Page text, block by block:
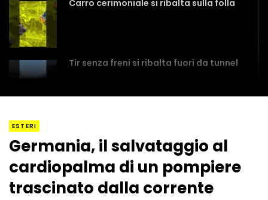
Carro cerimoniale si ribalta sulla folla
Tir senza freni si ribalta fuori da tunnel
Amiocuggino fa saltare in aria il drone
ESTERI
Germania, il salvataggio al
cardiopalma di un pompiere
trascinato dalla corrente